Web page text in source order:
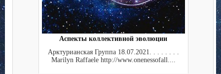
Аспекты коллективной эволюции
Арктурианская Группа 18.07.2021. . . . . . . .
Marilyn Raffaele http://www.onenessofall....